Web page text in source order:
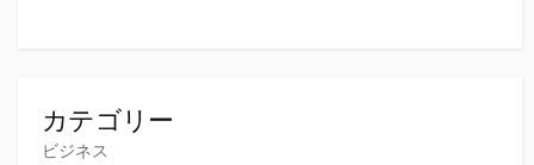
カテゴリー
ビジネス